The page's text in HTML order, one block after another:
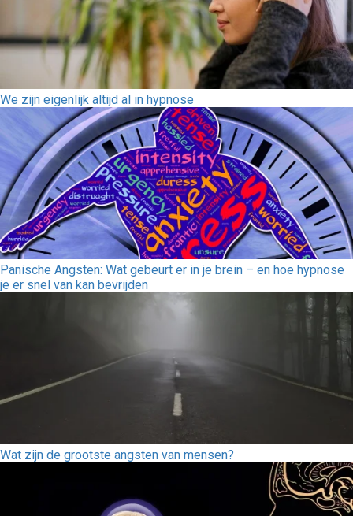
We zijn eigenlijk altijd al in hypnose
Panische Angsten: Wat gebeurt er in je brein – en hoe hypnose
je er snel van kan bevrijden
Wat zijn de grootste angsten van mensen?